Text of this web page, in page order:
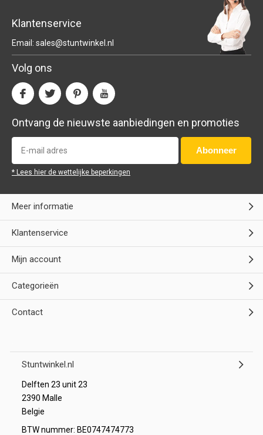
Klantenservice
Email: sales@stuntwinkel.nl
Volg ons
Ontvang de nieuwste aanbiedingen en promoties
Abonneer
* Lees hier de wettelijke beperkingen
Meer informatie
Klantenservice
Mijn account
Categorieën
Contact
Stuntwinkel.nl
Delften 23 unit 23
2390 Malle
Belgie
BTW nummer: BE0747474773